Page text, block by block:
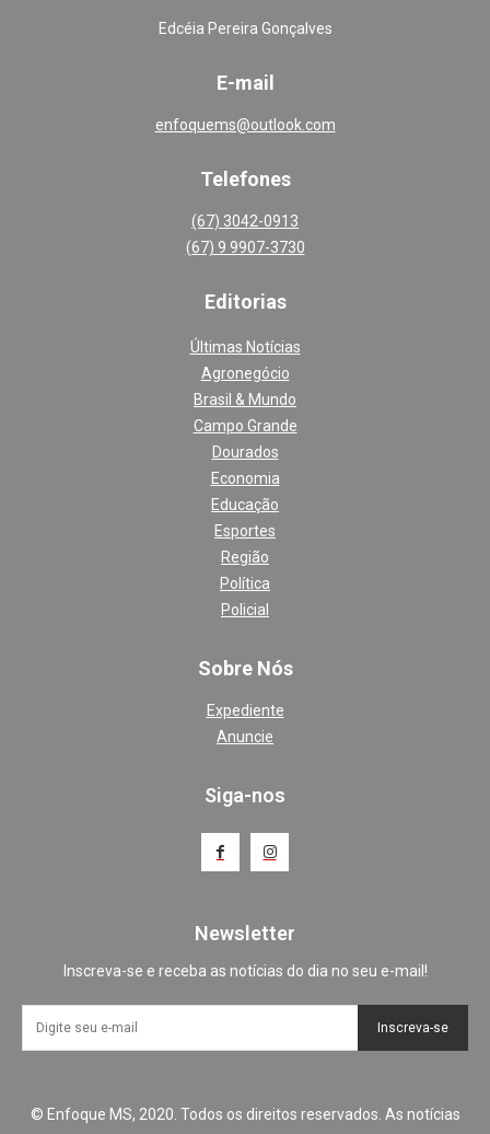
Edcéia Pereira Gonçalves
E-mail
enfoquems@outlook.com
Telefones
(67) 3042-0913
(67) 9 9907-3730
Editorias
Últimas Notícias
Agronegócio
Brasil & Mundo
Campo Grande
Dourados
Economia
Educação
Esportes
Região
Política
Policial
Sobre Nós
Expediente
Anuncie
Siga-nos
Newsletter
Inscreva-se e receba as notícias do dia no seu e-mail!
Inscreva-se
© Enfoque MS, 2020. Todos os direitos reservados. As notícias